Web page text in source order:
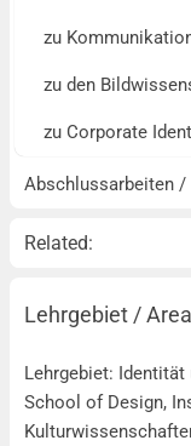
zu
zu den
zu Corporate
Abschlussarbeiten
Related:
Lehrgebiet /
Lehrgebiet / Area
Lehrgebiet: Identität
School of Design,